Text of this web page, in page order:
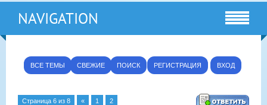
NAVIGATION
ВСЕ ТЕМЫ СВЕЖИЕ ПОИСК РЕГИСТРАЦИЯ ВХОД
Страница 6 из 8 « 1 2